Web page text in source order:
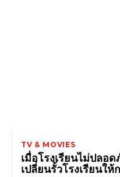
TV & MOVIES
เมื่อโรงเรียนไม่ปลอ
เปลี่ยนรั้วโรงเรียนใ